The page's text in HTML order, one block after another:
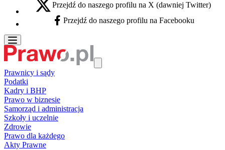
X - otwiera się w nowej karcie
Przejdź do naszego profilu na X (dawniej Twitter)
Facebook - otwiera się w nowej karcie
Przejdź do naszego profilu na Facebooku
Prawnicy i sądy
Podatki
Kadry i BHP
Prawo w biznesie
Samorząd i administracja
Szkoły i uczelnie
Zdrowie
Prawo dla każdego
Akty Prawne